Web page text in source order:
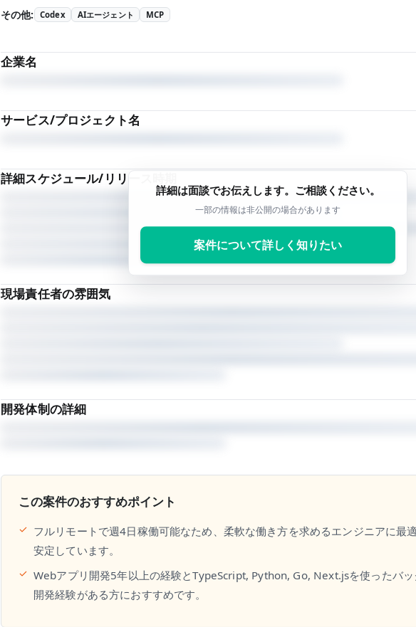
その他: Codex AIエージェント MCP
企業名
サービス/プロジェクト名
詳細スケジュール/リリース時期
現場責任者の雰囲気
開発体制の詳細
詳細は面談でお伝えします。ご相談ください。
一部の情報は非公開の場合があります
案件について詳しく知りたい
この案件のおすすめポイント
✓ フルリモートで週4日稼働可能なため、柔軟な働き方を求めるエンジニアに最
安定しています。
✓ Webアプリ開発5年以上の経験とTypeScript, Python, Go, Next.jsを使ったバッ
開発経験がある方におすすめです。